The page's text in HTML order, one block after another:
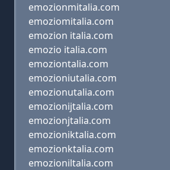
emozionmitalia.com
emoziomitalia.com
emozion italia.com
emozio italia.com
emoziontalia.com
emozioniutalia.com
emozionutalia.com
emozionijtalia.com
emozionjtalia.com
emozioniktalia.com
emozionktalia.com
emozioniltalia.com